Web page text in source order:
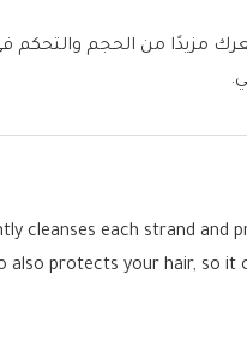
cleanses each strand and
protects your hair, so